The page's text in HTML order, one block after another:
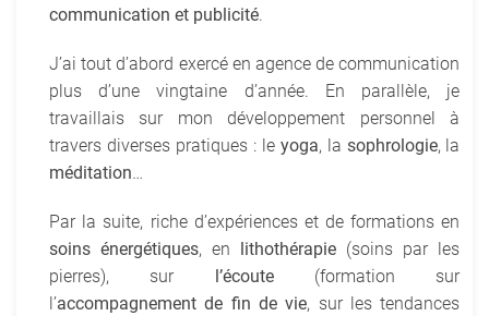
communication et publicité.
J’ai tout d’abord exercé en agence de communication
plus d’une vingtaine d’année. En parallèle, je
travaillais sur mon développement personnel à
travers diverses pratiques : le yoga, la sophrologie, la
méditation…
Par la suite, riche d’expériences et de formations en
soins énergétiques, en lithothérapie (soins par les
pierres), sur
l’écoute(formation sur
l’accompagnement de fin de vie, sur les tendances